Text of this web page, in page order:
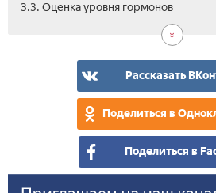
3.3. Оценка уровня гормонов
Рассказать
Поделиться в
Поделиться в